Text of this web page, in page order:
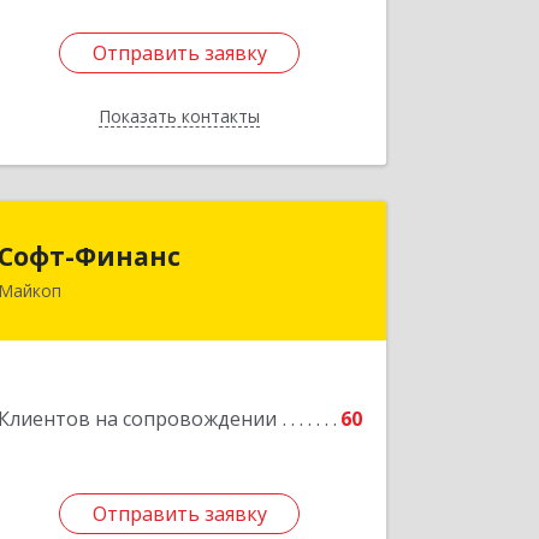
Отправить заявку
Показать контакты
Отправить заявку
Назад
Софт-Финанс
Майкоп
Клиентов на сопровождении 60
Отправить заявку
Отправить заявку